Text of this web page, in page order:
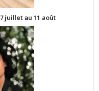
juillet au 11 août